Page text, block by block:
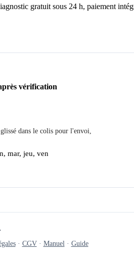
gratuit sous 24 h, paiement
vérification
dans le colis pour l'envoi,
mar, jeu, ven
· CGV· Manuel · Guide